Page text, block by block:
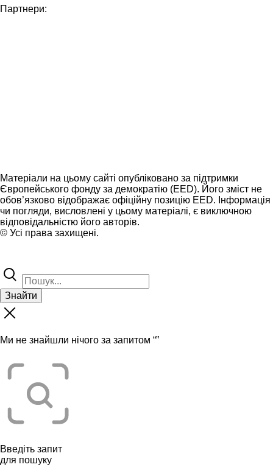
Партнери:
Матеріали на цьому сайті опубліковано за підтримки
Європейського фонду за демократію (EED). Його зміст не
обов’язково відображає офіційну позицію EED. Інформація
чи погляди, висловлені у цьому матеріалі, є виключною
відповідальністю його авторів.
© Усі права захищені.
Знайти
Ми не знайшли нічого за запитом “”
Введіть запит
для пошуку